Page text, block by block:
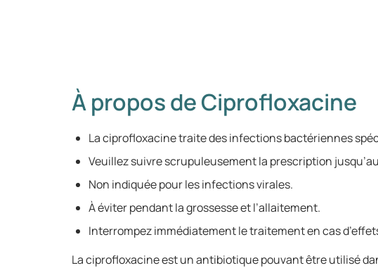
À propos de Ciprofloxacine
La ciprofloxacine traite des infections bactériennes
Veuillez suivre scrupuleusement la prescription
Non indiquée pour les infections virales.
À éviter pendant la grossesse et l’allaitement.
Interrompez immédiatement le traitement en cas
La ciprofloxacine est un antibiotique pouvant être utilisé